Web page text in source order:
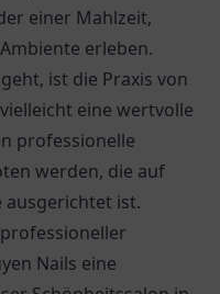
einer Mahlzeit,
erleben.
ist die Praxis von
vielleicht eine wertvolle
professionelle
werden, die auf
ausgerichtet ist.
Nails eine